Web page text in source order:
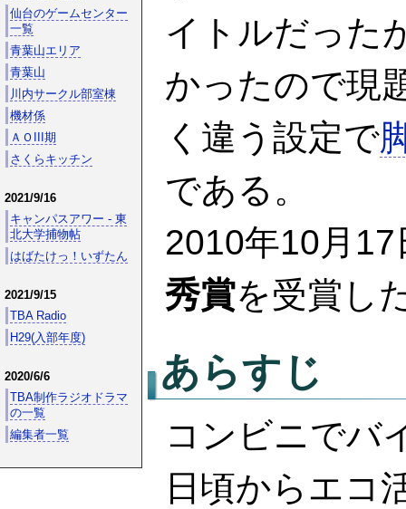
イトルだった
かったので現
く違う設定で
である。
2010年10月
秀賞を受賞し
あらすじ
コンビニでバ
日頃からエコ
仙台のゲームセンター
一覧
青葉山エリア
青葉山
川内サークル部室棟
機材係
ＡＯIII期
さくらキッチン
2021/9/16
キャンパスアワー - 東
北大学捕物帖
はばたけっ！いずたん
2021/9/15
TBA Radio
H29(入部年度)
2020/6/6
TBA制作ラジオドラマ
の一覧
編集者一覧